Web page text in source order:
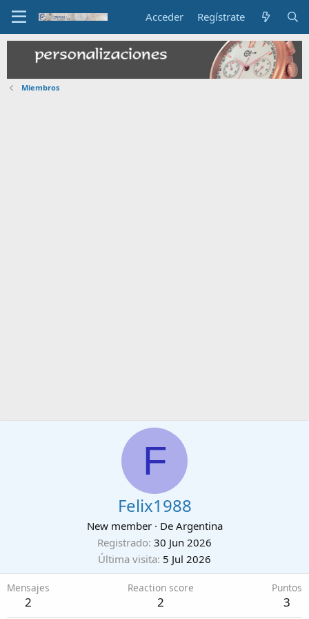
Acceder Regístrate
Miembros
F
Felix1988
New member · De Argentina
Registrado 30 Jun 2026
Última visita 5 Jul 2026
Mensajes
2
Reaction score
2
Puntos
3